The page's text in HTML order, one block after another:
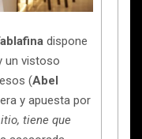
dispone
un vistoso
(Abel
y apuesta por
tiene que